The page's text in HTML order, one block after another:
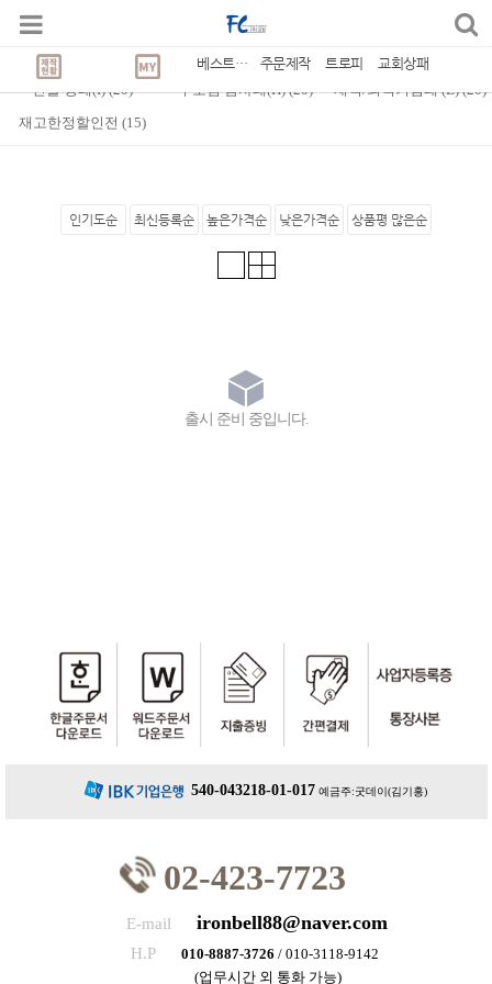
베스트상품 주문제작 트로피 교회상패
Best Seller
CATEGORY 1,631) 감사/공로패 (20) 교회 상패(C)
인물 상패(I)(20) 부모님 감사패(H)(20) 재직/퇴직기념패 (E)(20)
재고한정할인전 (15)
인기도순 최신등록순 높은가격순 낮은가격순 상품평 많은순
출시 준비 중입니다.
540-043218-01-017 예금주:굿데이(김기홍)
02-423-7723
E-mail ironbell88@naver.com
H.P 010-8887-3726 / 010-3118-9142
(업무시간 외 통화 가능)